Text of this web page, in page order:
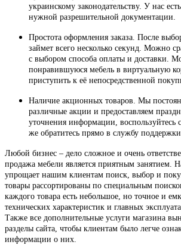
украинскому законодательству. У нас
нужной разрешительной документации.
Простота оформления заказа. После
займет всего несколько секунд. Можно
с выбором способа оплаты и доставки.
понравившуюся мебель в виртуальную
приступить к её непосредственной
Наличие акционных товаров. Мы
различные акции и предоставляем
уточнения информации, воспользуйтесь
же обратитесь прямо в службу поддержки.
Любой бизнес – дело сложное и очень
продажа мебели является приятным занятием.
упрощает нашим клиентам поиск, выбор и
товары рассортированы по специальным
каждого товара есть небольшое, но точное и
технических характеристик и главных
Также все дополнительные услуги магазина
разделы сайта, чтобы клиентам было легче
информации о них.